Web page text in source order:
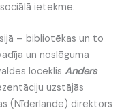
ietekme.
– bibliotēkas un to
un noslēguma
loceklisAnders
uzstājās
(Nīderlande) direktors